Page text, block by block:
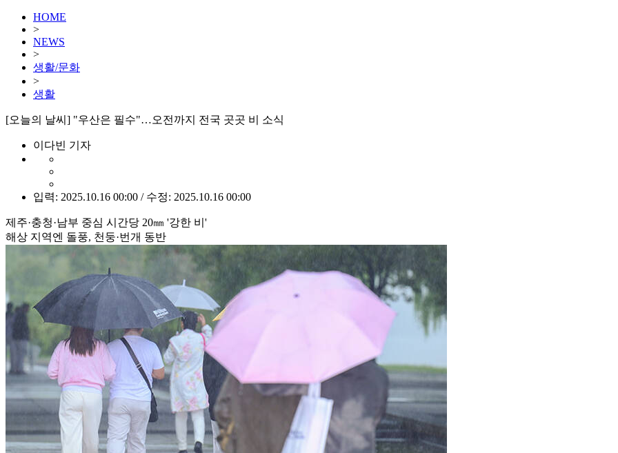
HOME
>
NEWS
>
생활/문화
>
생활
[오늘의 날씨] "우산은 필수"…오전까지 전국 곳곳 비 소식
이다빈 기자
입력: 2025.10.16 00:00 / 수정: 2025.10.16 00:00
제주·충청·남부 중심 시간당 20㎜ '강한 비'
해상 지역엔 돌풍, 천둥·번개 동반